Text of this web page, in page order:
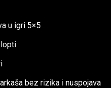
u igri 5×5
bez rizika i nuspojava